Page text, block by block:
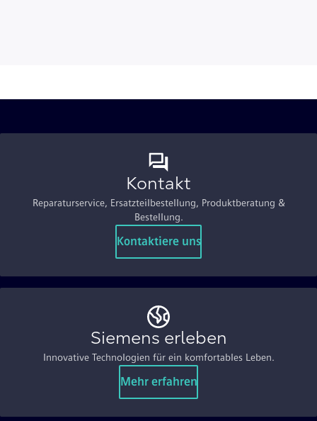
Kontakt
Reparaturservice, Ersatzteilbestellung, Produktberatung &
Bestellung.
Kontaktiere uns
Siemens erleben
Innovative Technologien für ein komfortables Leben.
Mehr erfahren